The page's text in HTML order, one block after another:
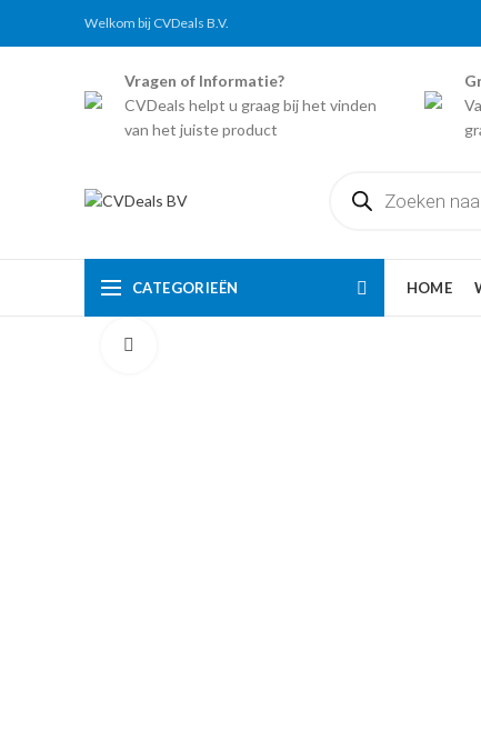
Welkom bij CVDeals B.V.
Vragen of Informatie?
CVDeals helpt u graag bij het vinden
van het juiste product
zoeken
CATEGORIEËN HOME